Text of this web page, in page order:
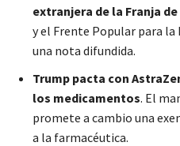
extranjera de la Franja de
y el Frente Popular para
una nota difundida.
Trump pacta con
los medicamentos. El
promete a cambio una
a la farmacéutica.